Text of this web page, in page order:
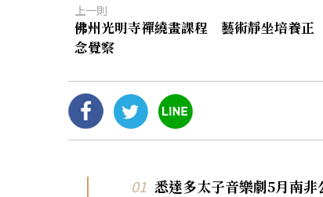
上一則
佛州光明寺禪繞畫課程 藝術靜坐培養正
念覺察
悉達多太子音樂劇5月南